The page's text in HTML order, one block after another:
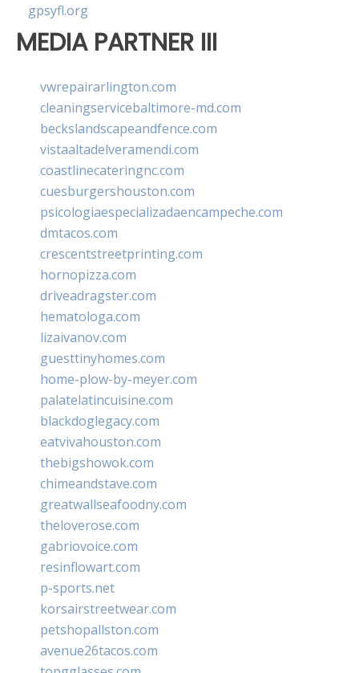
gpsyfl.org
MEDIA PARTNER III
vwrepairarlington.com
cleaningservicebaltimore-md.com
beckslandscapeandfence.com
vistaaltadelveramendi.com
coastlinecateringnc.com
cuesburgershouston.com
psicologiaespecializadaencampeche.com
dmtacos.com
crescentstreetprinting.com
hornopizza.com
driveadragster.com
hematologa.com
lizaivanov.com
guesttinyhomes.com
home-plow-by-meyer.com
palatelatincuisine.com
blackdoglegacy.com
eatvivahouston.com
thebigshowok.com
chimeandstave.com
greatwallseafoodny.com
theloverose.com
gabriovoice.com
resinflowart.com
p-sports.net
korsairstreetwear.com
petshopallston.com
avenue26tacos.com